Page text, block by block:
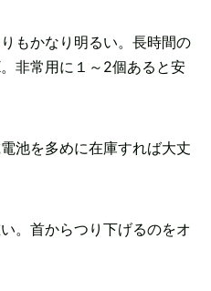
もかなり明るい。長時間の
非常用に１～2個あると安
池を多めに在庫すれば大丈
。首からつり下げるのをオ